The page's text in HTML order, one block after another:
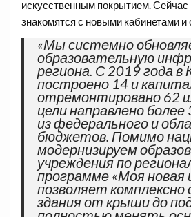
искусственным покрытием. Сейчас
знакомятся с новыми кабинетами
«Мы системно
образовательную
региона. С 2019 года в
построено 14 и
отремонтировано 62
цели направлено
из федерального и
бюджетов. Помимо
модернизируем
учреждения по
программе «Моя новая
позволяет комплексно
здания от крыши до